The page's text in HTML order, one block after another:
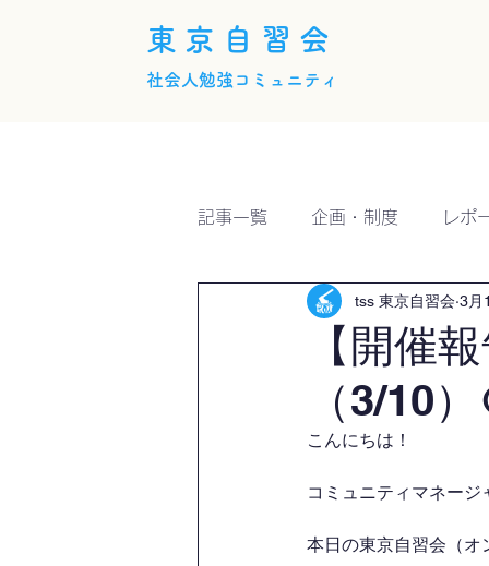
東京自習会
社会人勉強コミュニティ
記事一覧 企画・制度 レポ
【開催
（3/10
tss 東京自習会 3月
こんにちは！
コミュニティマネー
本日の東京自習会（オ